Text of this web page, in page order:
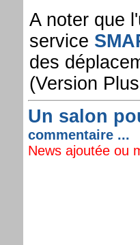
A noter que
service
des
(Version
Un salon
commentaire ...
News ajoutée ou